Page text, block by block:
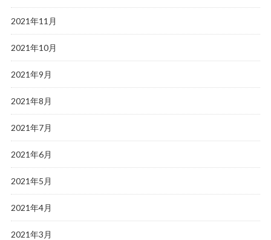
2021年11月
2021年10月
2021年9月
2021年8月
2021年7月
2021年6月
2021年5月
2021年4月
2021年3月